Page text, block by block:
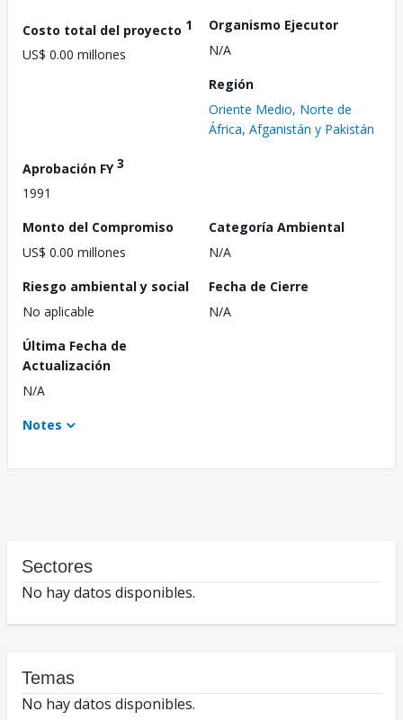
Costo total del proyecto 1
US$ 0.00 millones
Organismo Ejecutor
N/A
Región
Oriente Medio, Norte de
África, Afganistán y Pakistán
Aprobación FY3
1991
Monto del Compromiso
US$ 0.00 millones
Categoría Ambiental
N/A
Riesgo ambiental y social
No aplicable
Fecha de Cierre
N/A
Última Fecha de
Actualización
N/A
Notes
Sectores
No hay datos disponibles.
Temas
No hay datos disponibles.